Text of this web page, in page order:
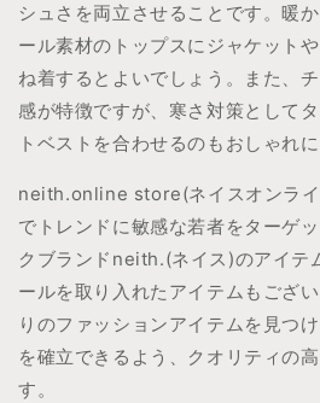
シュさを両立させることです。暖
ール素材のトップスにジャケット
ね着するとよいでしょう。また、
感が特徴ですが、寒さ対策として
トベストを合わせるのもおしゃれに
neith.online store(ネイスオンラ
でトレンドに敏感な若者をターゲ
クブランドneith.(ネイス)のアイテ
ールを取り入れたアイテムもござ
りのファッションアイテムを見つ
を確立できるよう、クオリティの
す。